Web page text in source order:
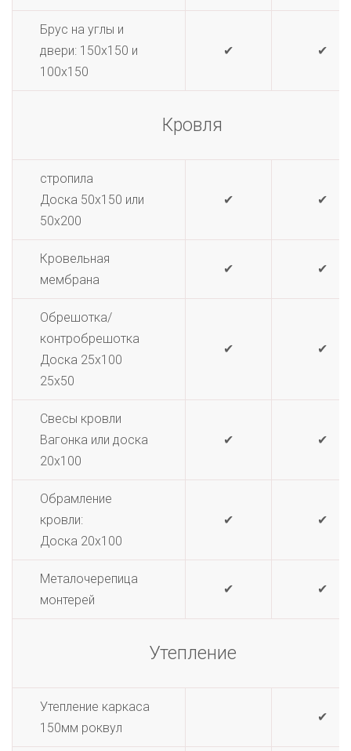
Брус на углы и
двери: 150х150 и
100х150
✔ ✔
Кровля
стропила
Доска 50х150 или
50х200
✔ ✔
Кровельная
мембрана
✔ ✔
Обрешотка/
контробрешотка
Доска 25х100
25х50
✔ ✔
Свесы кровли
Вагонка или доска
20х100
✔ ✔
Обрамление
кровли:
Доска 20х100
✔ ✔
Металочерепица
монтерей
✔ ✔
Утепление
Утепление каркаса
150мм роквул
✔